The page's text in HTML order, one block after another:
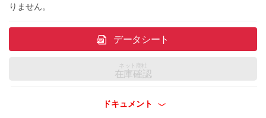
りません。
データシート
ネット商社
在庫確認
ドキュメント